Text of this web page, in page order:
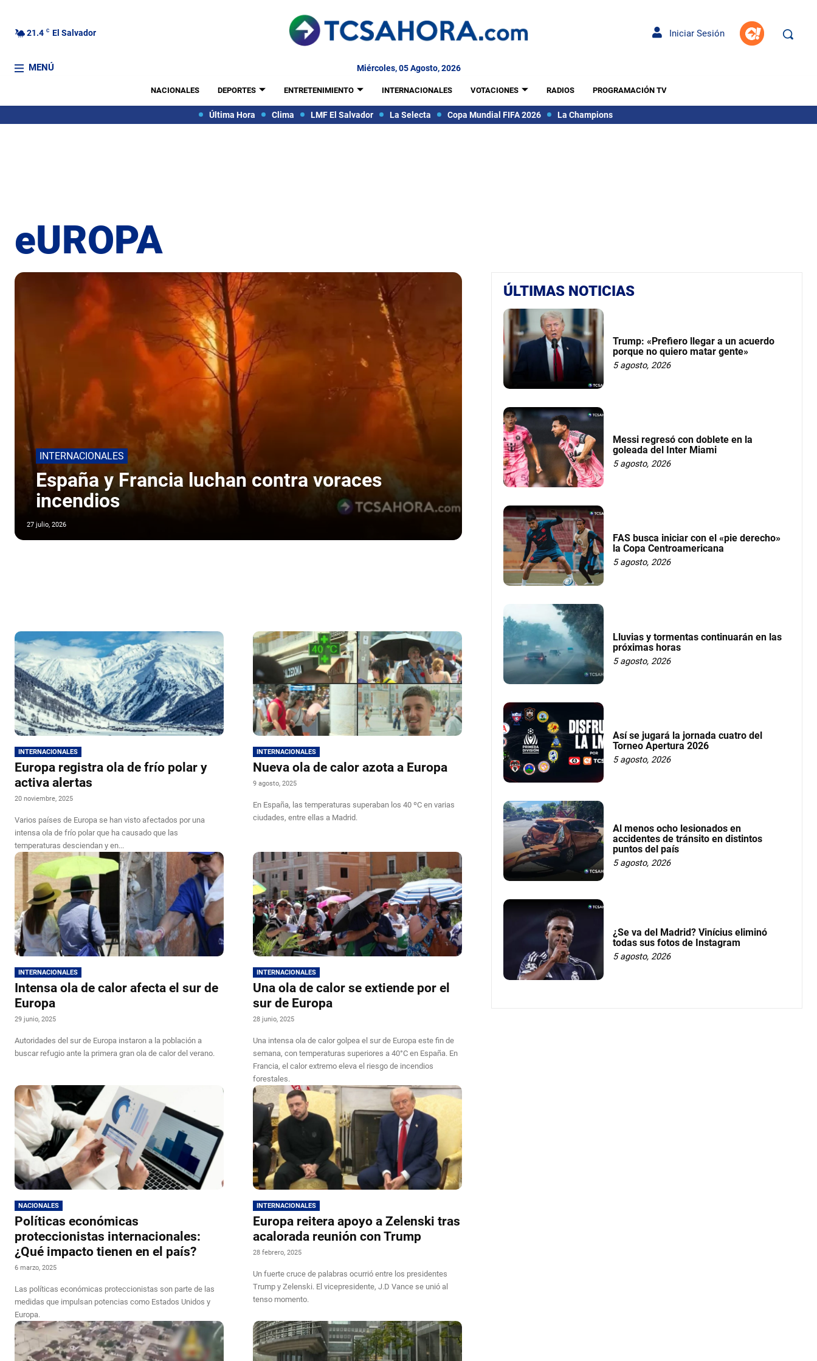
21.4 C El Salvador Iniciar Sesión
MENÚ Miércoles, 05 Agosto, 2026
NACIONALES DEPORTES ENTRETENIMIENTO INTERNACIONALES VOTACIONES RADIOS PROGRAMACIÓN TV
Última Hora Clima LMF El Salvador La Selecta Copa Mundial FIFA 2026 La Champions
eUROPA
INTERNACIONALES
España y Francia luchan contra voraces
incendios
27 julio, 2026
INTERNACIONALES
Europa registra ola de frío polar y
activa alertas
20 noviembre, 2025
Varios países de Europa se han visto afectados por una
intensa ola de frío polar que ha causado que las
temperaturas desciendan y en...
INTERNACIONALES
Nueva ola de calor azota a Europa
9 agosto, 2025
En España, las temperaturas superaban los 40 ºC en varias
ciudades, entre ellas a Madrid.
INTERNACIONALES
Intensa ola de calor afecta el sur de
Europa
29 junio, 2025
Autoridades del sur de Europa instaron a la población a
buscar refugio ante la primera gran ola de calor del verano.
INTERNACIONALES
Una ola de calor se extiende por el
sur de Europa
28 junio, 2025
Una intensa ola de calor golpea el sur de Europa este fin de
semana, con temperaturas superiores a 40°C en España. En
Francia, el calor extremo eleva el riesgo de incendios
forestales.
NACIONALES
Políticas económicas
proteccionistas internacionales:
¿Qué impacto tienen en el país?
6 marzo, 2025
Las políticas económicas proteccionistas son parte de las
medidas que impulsan potencias como Estados Unidos y
Europa.
INTERNACIONALES
Europa reitera apoyo a Zelenski tras
acalorada reunión con Trump
28 febrero, 2025
Un fuerte cruce de palabras ocurrió entre los presidentes
Trump y Zelenski. El vicepresidente, J.D Vance se unió al
tenso momento.
ÚLTIMAS NOTICIAS
Trump: «Prefiero llegar a un acuerdo
porque no quiero matar gente»
5 agosto, 2026
Messi regresó con doblete en la
goleada del Inter Miami
5 agosto, 2026
FAS busca iniciar con el «pie derecho»
la Copa Centroamericana
5 agosto, 2026
Lluvias y tormentas continuarán en las
próximas horas
5 agosto, 2026
Así se jugará la jornada cuatro del
Torneo Apertura 2026
5 agosto, 2026
Al menos ocho lesionados en
accidentes de tránsito en distintos
puntos del país
5 agosto, 2026
¿Se va del Madrid? Vinícius eliminó
todas sus fotos de Instagram
5 agosto, 2026